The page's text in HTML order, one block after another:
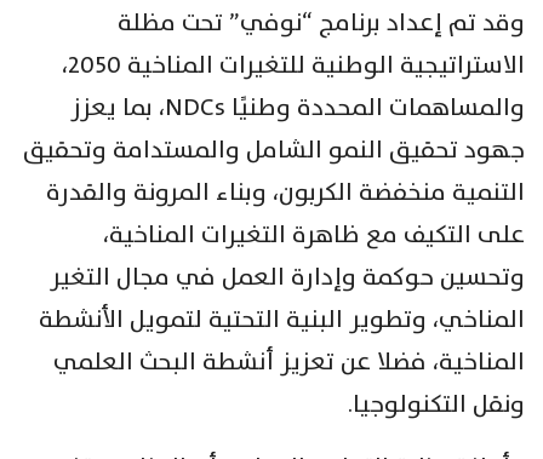
وقد تم إعداد برنامج “نوفي” تحت مظلة
الاستراتيجية الوطنية للتغيرات المناخية 2050،
والمساهمات المحددة وطنيًا NDCs، بما يعزز
جهود تحقيق النمو الشامل والمستدامة وتحقيق
التنمية منخفضة الكربون، وبناء المرونة والقدرة
على التكيف مع ظاهرة التغيرات المناخية،
وتحسين حوكمة وإدارة العمل في مجال التغير
المناخي، وتطوير البنية التحتية لتمويل الأنشطة
المناخية، فضلا عن تعزيز أنشطة البحث العلمي
ونقل التكنولوجيا.